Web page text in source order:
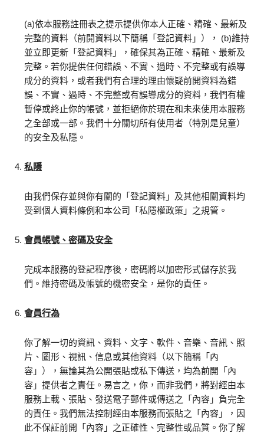
(a)依本服務註冊表之提示提供你本人正確、精確、最新及
完整的資料（前開資料以下簡稱「登記資料」）， (b)維持
並立即更新「登記資料」，確保其為正確、精確、最新及
完整。若你提供任何錯誤、不實、過時、不完整或有誤導
成分的資料，或者我們有合理的理由懷疑前開資料為錯
誤、不實、過時、不完整或有誤導成分的資料，我們有權
暫停或終止你的帳號，並拒絕你於現在和未來使用本服務
之全部或一部。我們十分關切所有使用者（特別是兒童）
的安全及私隱。
私隱
由我們保存並與你有關的「登記資料」及其他相關資料均
受到個人資料條例和本公司「私隱權政策」之規管。
會員帳號、密碼及安全
完成本服務的登記程序後，密碼將以加密形式儲存於我
們。維持密碼及帳號的機密安全，是你的責任。
會員行為
你了解一切的資訊、資料、文字、軟件、音樂、音訊、照
片、圖形、視訊、信息或其他資料（以下簡稱「內
容」），無論其為公開張貼或私下傳送，均為前開「內
容」提供者之責任。易言之，你，而非我們，將對經由本
服務上載、張貼、發送電子郵件或傳送之「內容」負完全
的責任。我們無法控制經由本服務而張貼之「內容」，因
此不保証前開「內容」之正確性、完整性或品質。你了解